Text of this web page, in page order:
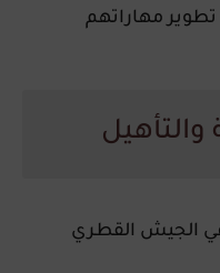
تطوير مهاراتهم
والتأهيل
في الجيش القطري